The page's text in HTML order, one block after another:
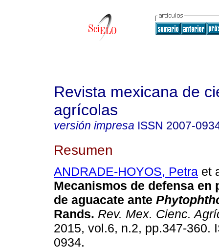
Revista mexicana de
agrícolas
versión impresa ISSN 2007-
Resumen
ANDRADE-HOYOS, Petra et
Mecanismos de defensa en
de aguacate ante
Rands. Rev. Mex. Cienc.
2015, vol.6, n.2, pp.347-360.
0934.